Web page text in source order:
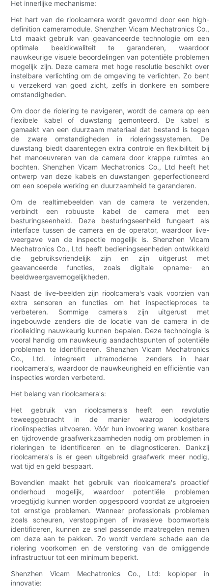
Het innerlijke mechanisme:
Het hart van de rioolcamera wordt gevormd door een high-
definition cameramodule. Shenzhen Vicam Mechatronics Co.,
Ltd maakt gebruik van geavanceerde technologie om een
optimale beeldkwaliteit te garanderen, waardoor
nauwkeurige visuele beoordelingen van potentiële problemen
mogelijk zijn. Deze camera met hoge resolutie beschikt over
instelbare verlichting om de omgeving te verlichten. Zo bent
u verzekerd van goed zicht, zelfs in donkere en sombere
omstandigheden.
Om door de riolering te navigeren, wordt de camera op een
flexibele kabel of duwstang gemonteerd. De kabel is
gemaakt van een duurzaam materiaal dat bestand is tegen
de zware omstandigheden in rioleringssystemen. De
duwstang biedt daarentegen extra controle en flexibiliteit bij
het manoeuvreren van de camera door krappe ruimtes en
bochten. Shenzhen Vicam Mechatronics Co., Ltd heeft het
ontwerp van deze kabels en duwstangen geperfectioneerd
om een soepele werking en duurzaamheid te garanderen.
Om de realtimebeelden van de camera te verzenden,
verbindt een robuuste kabel de camera met een
besturingseenheid. Deze besturingseenheid fungeert als
interface tussen de camera en de operator, waardoor live-
weergave van de inspectie mogelijk is. Shenzhen Vicam
Mechatronics Co., Ltd heeft bedieningseenheden ontwikkeld
die gebruiksvriendelijk zijn en zijn uitgerust met
geavanceerde functies, zoals digitale opname- en
beeldweergavemogelijkheden.
Naast de live-beelden zijn rioolcamera's vaak voorzien van
extra sensoren en functies om het inspectieproces te
verbeteren. Sommige camera's zijn uitgerust met
ingebouwde zenders die de locatie van de camera in de
rioolleiding nauwkeurig kunnen bepalen. Deze technologie is
vooral handig om nauwkeurig aandachtspunten of potentiële
problemen te identificeren. Shenzhen Vicam Mechatronics
Co., Ltd. integreert ultramoderne zenders in haar
rioolcamera's, waardoor de nauwkeurigheid en efficiëntie van
inspecties worden verbeterd.
Het belang van rioolcamera's:
Het gebruik van rioolcamera's heeft een revolutie
teweeggebracht in de manier waarop loodgieters
rioolinspecties uitvoeren. Vóór hun invoering waren kostbare
en tijdrovende graafwerkzaamheden nodig om problemen in
rioleringen te identificeren en te diagnosticeren. Dankzij
rioolcamera's is er geen uitgebreid graafwerk meer nodig,
wat tijd en geld bespaart.
Bovendien maakt het gebruik van rioolcamera's proactief
onderhoud mogelijk, waardoor potentiële problemen
vroegtijdig kunnen worden opgespoord voordat ze uitgroeien
tot ernstige problemen. Wanneer professionals problemen
zoals scheuren, verstoppingen of invasieve boomwortels
identificeren, kunnen ze snel passende maatregelen nemen
om deze aan te pakken. Zo wordt verdere schade aan de
riolering voorkomen en de verstoring van de omliggende
infrastructuur tot een minimum beperkt.
Shenzhen Vicam Mechatronics Co., Ltd: koploper in
innovatie: